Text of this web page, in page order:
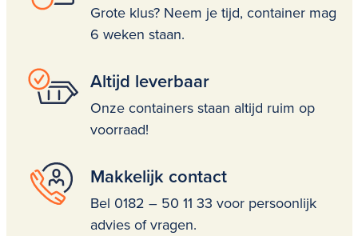
Grote klus? Neem je tijd, container mag
6 weken staan.
Altijd leverbaar
Onze containers staan altijd ruim op
voorraad!
Makkelijk contact
Bel 0182 – 50 11 33 voor persoonlijk
advies of vragen.